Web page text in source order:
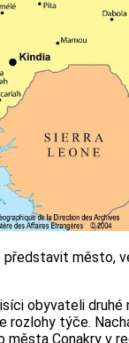
představit město,
obyvateli
rozlohy týče.
města Conakry v